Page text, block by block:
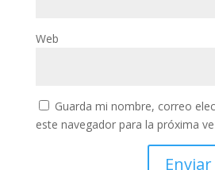
Web
Guarda mi nombre, correo
este navegador para la próxima